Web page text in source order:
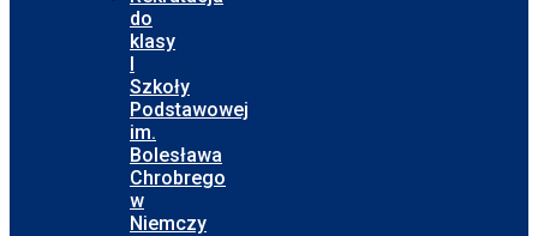
do
klasy
I
Szkoły
Podstawowej
im.
Bolesława
Chrobrego
w
Niemczy